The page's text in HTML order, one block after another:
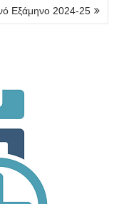
Εξάμηνο 2024-25